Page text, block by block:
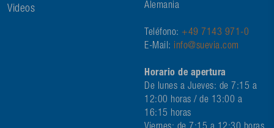
Videos
Alemania
Teléfono: +49 7143 971-0
E-Mail: info@suevia.com
Horario de apertura
De lunes a Jueves: de 7:15 a
12:00 horas / de 13:00 a
16:15 horas